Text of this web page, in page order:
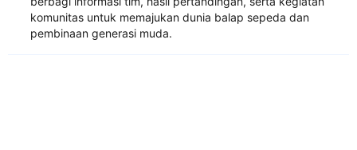
komunitas untuk memajukan dunia balap sepeda dan
pembinaan generasi muda.